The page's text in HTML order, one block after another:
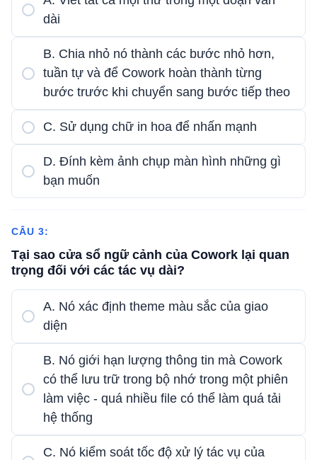
dài
B. Chia nhỏ nó thành các bước nhỏ hơn,
tuần tự và để Cowork hoàn thành từng
bước trước khi chuyển sang bước tiếp theo
C. Sử dụng chữ in hoa để nhấn mạnh
D. Đính kèm ảnh chụp màn hình những gì
bạn muốn
CÂU 3:
Tại sao cửa sổ ngữ cảnh của Cowork lại quan
trọng đối với các tác vụ dài?
A. Nó xác định theme màu sắc của giao
diện
B. Nó giới hạn lượng thông tin mà Cowork
có thể lưu trữ trong bộ nhớ trong một phiên
làm việc - quá nhiều file có thể làm quá tải
hệ thống
C. Nó kiểm soát tốc độ xử lý tác vụ của